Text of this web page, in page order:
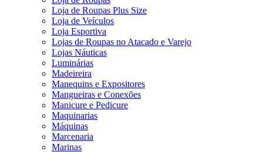
Loja de Roupas Plus Size
Loja de Veículos
Loja Esportiva
Lojas de Roupas no Atacado e Varejo
Lojas Náuticas
Luminárias
Madeireira
Manequins e Expositores
Mangueiras e Conexões
Manicure e Pedicure
Maquinarias
Máquinas
Marcenaria
Marinas